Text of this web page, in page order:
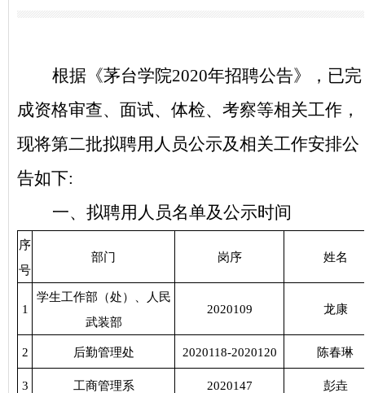
根据《茅台学院2020年招聘公告》，已完
成资格审查、面试、体检、考察等相关工作，
现将第二批拟聘用人员公示及相关工作安排公
告如下:
一、 拟聘用人员名单及公示时间
序
号
部门 岗序 姓名
1
学生工作部（处）、人民
武装部
2020109 龙康
2 后勤管理处 2020118-2020120 陈春琳
3 工商管理系 2020147 彭垚